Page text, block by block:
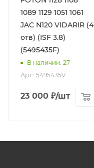
1089 1129 1051 1061
JAC N120 VIDARIR (4
отв) (ISF 3.8)
(5495435F)
В наличии: 27
Арт.: 5495435V
23 000 ₽/шт